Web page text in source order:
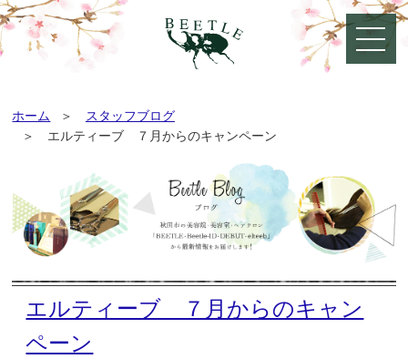
ホーム
スタッフブログ
エルティーブ ７月からのキャンペーン
エルティーブ ７月からのキャン
ペーン